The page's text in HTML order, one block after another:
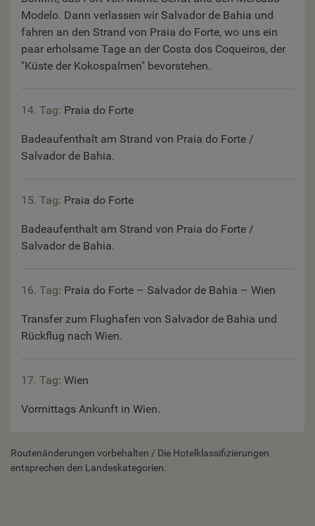
Modelo. Dann verlassen wir Salvador de Bahia und
fahren an den Strand von Praia do Forte, wo uns ein
paar erholsame Tage an der Costa dos Coqueiros, der
"Küste der Kokospalmen" bevorstehen.
14. Tag: Praia do Forte
Badeaufenthalt am Strand von Praia do Forte /
Salvador de Bahia.
15. Tag: Praia do Forte
Badeaufenthalt am Strand von Praia do Forte /
Salvador de Bahia.
16. Tag: Praia do Forte – Salvador de Bahia – Wien
Transfer zum Flughafen von Salvador de Bahia und
Rückflug nach Wien.
17. Tag: Wien
Vormittags Ankunft in Wien.
Routenänderungen vorbehalten / Die Hotelklassifizierungen
entsprechen den Landeskategorien.